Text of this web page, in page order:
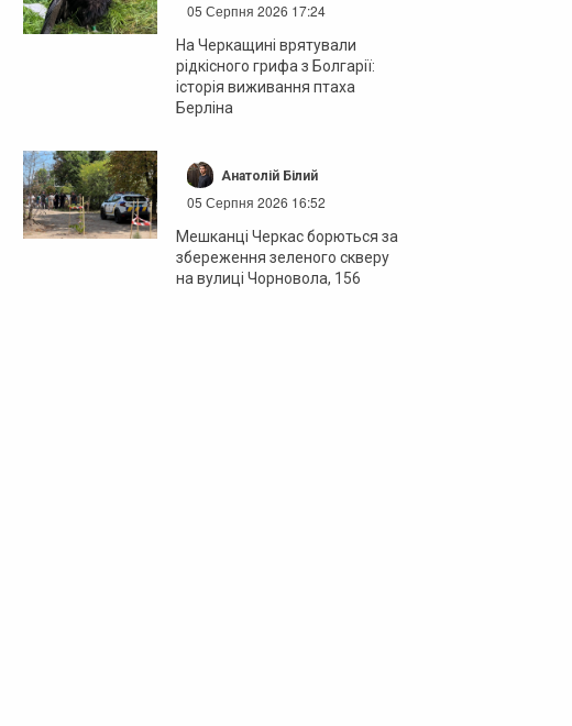
05 Серпня 2026 17:24
На Черкащині врятували
рідкісного грифа з Болгарії:
історія виживання птаха
Берліна
Анатолій Білий
05 Серпня 2026 16:52
Мешканці Черкас борються за
збереження зеленого скверу
на вулиці Чорновола, 156